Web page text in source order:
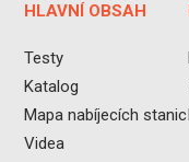
HLAVNÍ OBSAH
Testy
Katalog
Mapa nabíjecích stanic
Videa